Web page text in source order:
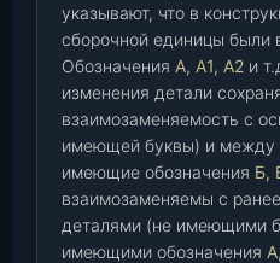
указывают, что в
сборочной единицы были
Обозначения А, А1, А2 и
изменения детали
взаимозаменяемость с
имеющей буквы) и между
имеющие обозначения Б,
взаимозаменяемы с
деталями (не имеющими
имеющими обозначения